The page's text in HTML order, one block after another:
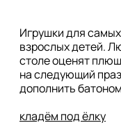
Игрушки для
взрослых детей.
столе оценят
на следующий
дополнить
кладём под ёлку